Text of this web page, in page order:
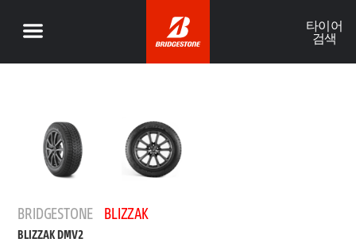
타이어
검색
BRIDGESTONE BLIZZAK
BLIZZAK DMV2